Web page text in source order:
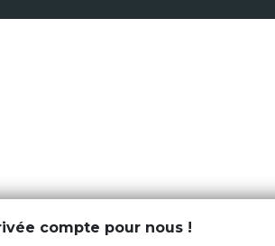
compte pour nous !